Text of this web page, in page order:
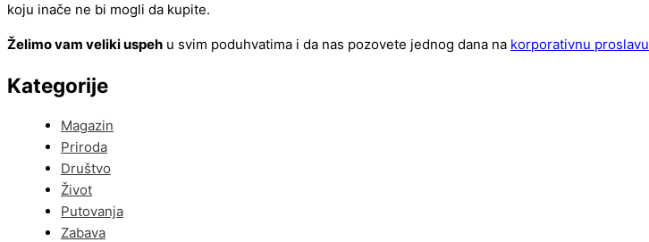
koju inače ne bi mogli da kupite.
Želimo vam veliki uspeh u svim poduhvatima i da nas pozovete jednog dana na korporativnu proslavu
Kategorije
Magazin
Priroda
Društvo
Život
Putovanja
Zabava